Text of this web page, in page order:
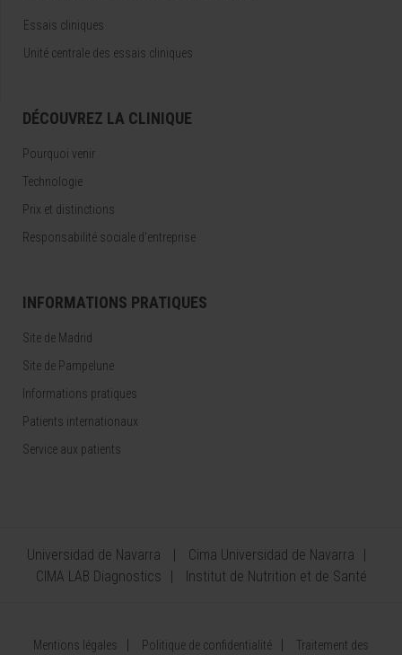
Essais cliniques
Unité centrale des essais cliniques
DÉCOUVREZ LA CLINIQUE
Pourquoi venir
Technologie
Prix et distinctions
Responsabilité sociale d'entreprise
INFORMATIONS PRATIQUES
Site de Madrid
Site de Pampelune
Informations pratiques
Patients internationaux
Service aux patients
Universidad de Navarra
Cima Universidad de Navarra
CIMA LAB Diagnostics
Institut de Nutrition et de Santé
Mentions légales Politique de confidentialité Traitement des